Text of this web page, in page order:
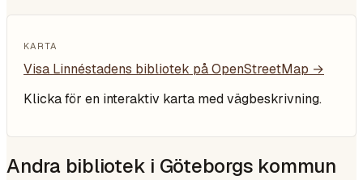
KARTA
Visa Linnéstadens bibliotek på OpenStreetMap →
Klicka för en interaktiv karta med vägbeskrivning.
Andra bibliotek i Göteborgs kommun